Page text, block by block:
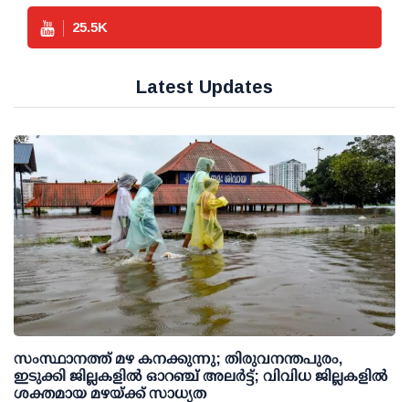
25.5K
Latest Updates
സംസ്ഥാനത്ത് മഴ കനക്കുന്നു; തിരുവനന്തപുരം,
ഇടുക്കി ജില്ലകളിൽ ഓറഞ്ച് അലർട്ട്; വിവിധ ജില്ലകളിൽ
ശക്തമായ മഴയ്ക്ക് സാധ്യത